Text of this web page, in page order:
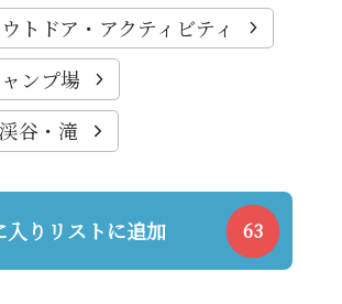
トドア・アクティビティ
ンプ場
谷・滝
入りリストに追加